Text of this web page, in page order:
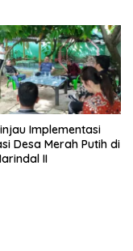
Implementasi
Desa Merah Putih di
II